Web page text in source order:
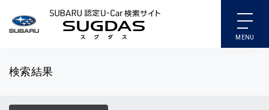
SUBARU 認定U-Car検索
検索結果